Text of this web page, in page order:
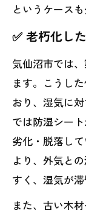
というケース
✅ 老朽化し
気仙沼市では
ます。こうし
おり、湿気に
では防湿シー
劣化・脱落し
より、外気と
すく、湿気が
また、古い木